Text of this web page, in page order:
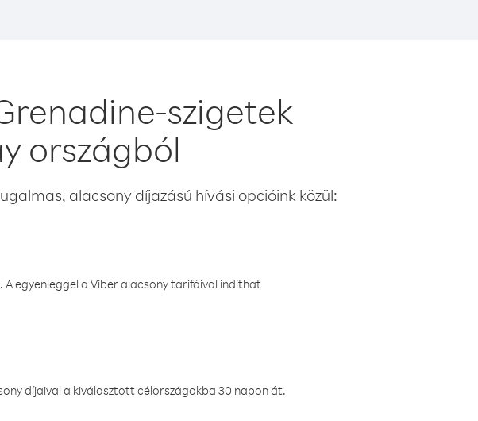
szigetek
országból
alacsony díjazású hívási opcióink közül:
A egyenleggel a Viber alacsony tarifáival indíthat
díjaival a kiválasztott célországokba 30 napon át.